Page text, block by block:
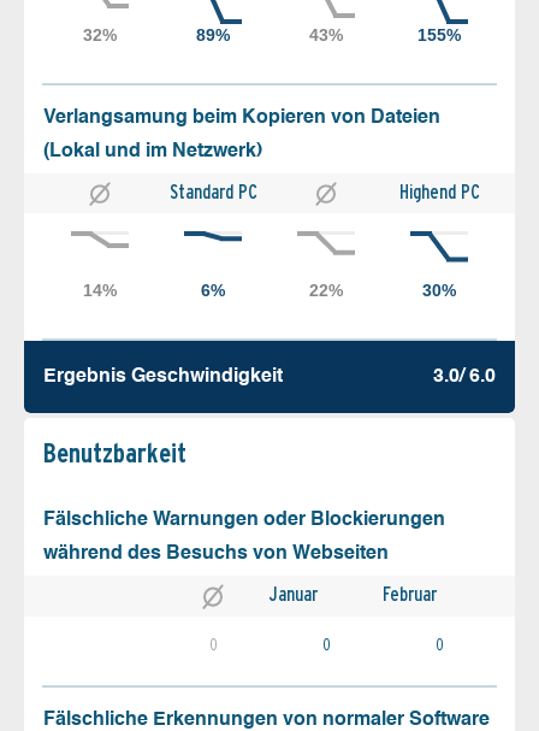
Verlangsamung beim Kopieren von Dateien
(Lokal und im Netzwerk)
Standard PC Highend PC
Ergebnis Geschw­indigkeit 3.0/ 6.0
Benutz­barkeit
Fälschliche Warnungen oder Blockierungen
während des Besuchs von Webseiten
Januar Februar
0 0 0
Fälschliche Erkennungen von normaler Software